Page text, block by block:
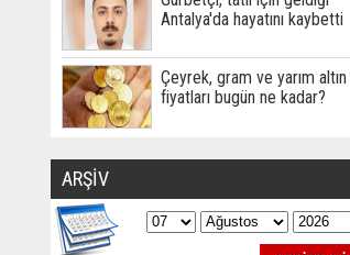
Antalya'da hayatını kaybetti
Çeyrek, gram ve yarım altın
fiyatları bugün ne kadar?
ARŞİV